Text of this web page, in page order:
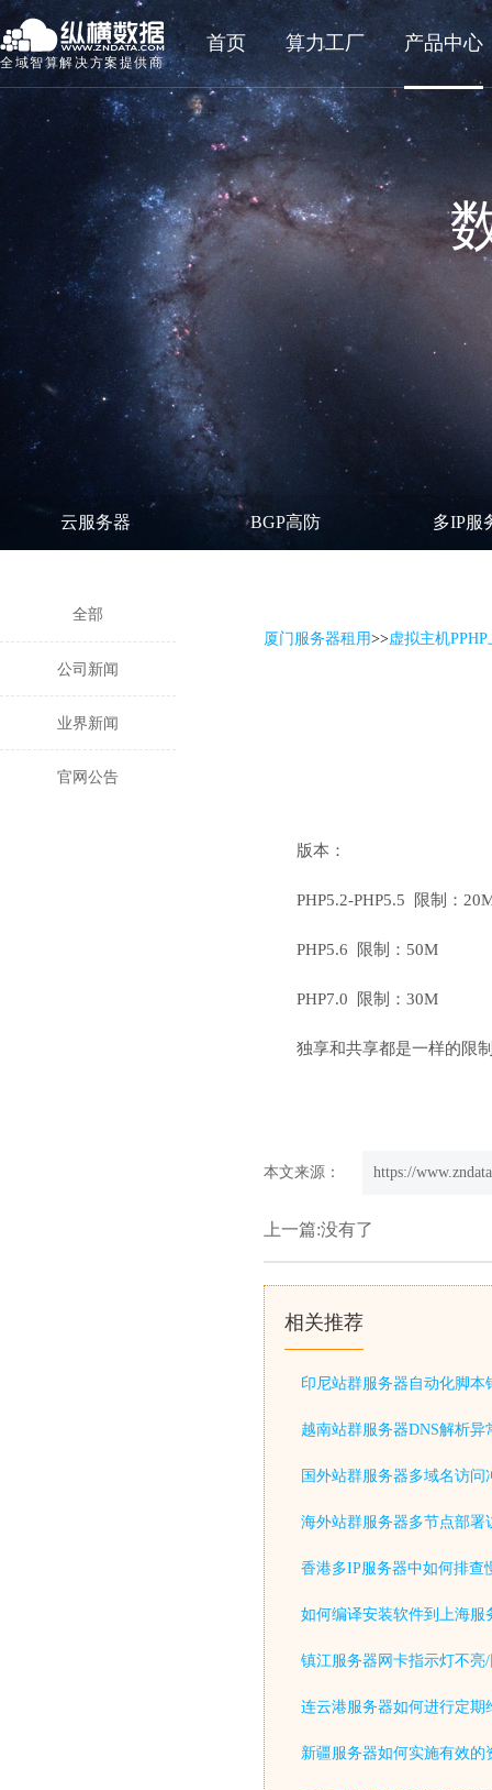
全域智算解决方案提供商
首页 算力工厂 产品中心
云服务器 BGP高防 多IP服
全部
公司新闻
业界新闻
官网公告
厦门服务器租用>>虚拟主机
版本：
PHP5.2-PHP5.5 限制：
PHP5.6 限制：50M
PHP7.0 限制：30M
独享和共享都是一样的限
本文来源： https://
上一篇:没有了
相关推荐
印尼站群服务器自动化脚本
越南站群服务器DNS解析异
国外站群服务器多域名访问
海外站群服务器多节点部署
香港多IP服务器中如何排查
如何编译安装软件到上海服
镇江服务器网卡指示灯不亮
连云港服务器如何进行定期
新疆服务器如何实施有效的